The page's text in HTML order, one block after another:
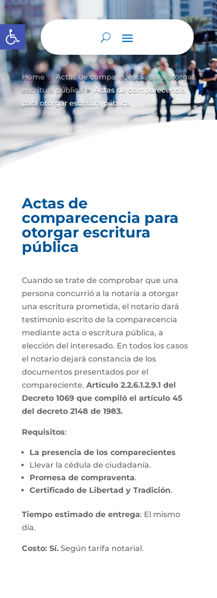
Abrir barra de herramientas
Home 9 Actas de comparecencia para otorgar
escritura pública
9 Actas de comparecencia
para otorgar escritura pública
Actas de
comparecencia para
otorgar escritura
pública
Cuando se trate de comprobar que una
persona concurrió a la notaría a otorgar
una escritura prometida, el notario dará
testimonio escrito de la comparecencia
mediante acta o escritura pública, a
elección del interesado. En todos los casos
el notario dejará constancia de los
documentos presentados por el
compareciente. Artículo 2.2.6.1.2.9.1 del
Decreto 1069 que compiló el artículo 45
del decreto 2148 de 1983.
Requisitos:
La presencia de los comparecientes
Llevar la cédula de ciudadanía.
Promesa de compraventa.
Certificado de Libertad y Tradición.
Tiempo estimado de entrega: El mismo
día.
Costo: Sí.Según tarifa notarial.